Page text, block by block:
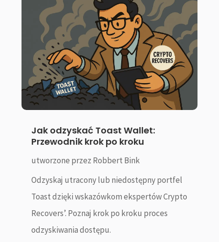
Jak odzyskać Toast Wallet:
Przewodnik krok po kroku
utworzone przez Robbert Bink
Odzyskaj utracony lub niedostępny portfel
Toast dzięki wskazówkom ekspertów Crypto
Recovers’. Poznaj krok po kroku proces
odzyskiwania dostępu.